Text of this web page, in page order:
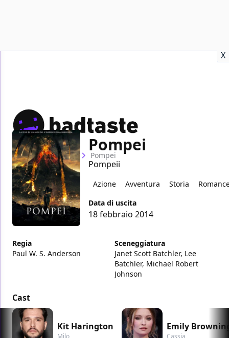
X
Home Film Pompei
Pompei
Pompeii
Azione Avventura Storia
Data di uscita
18 febbraio 2014
Regia
Paul W. S. Anderson
Sceneggiatura
Janet Scott Batchler, Lee
Batchler, Michael Robert
Johnson
Cast
Kit Harington Emily